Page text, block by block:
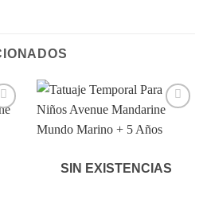
SIN EXISTENCIAS